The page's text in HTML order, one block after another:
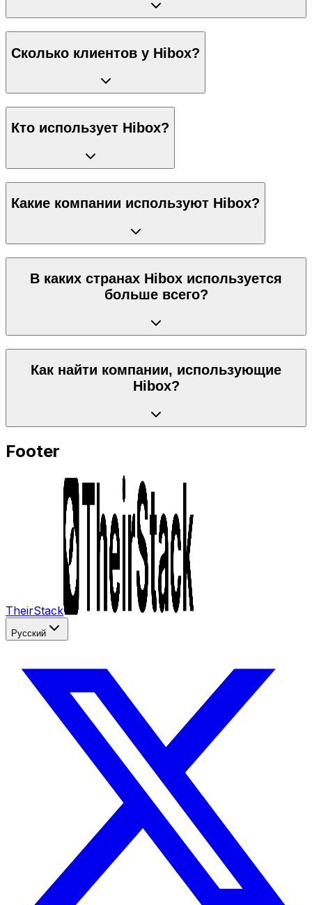
Сколько клиентов у Hibox?
Кто использует Hibox?
Какие компании используют Hibox?
В каких странах Hibox используется
больше всего?
Как найти компании, использующие
Hibox?
Footer
TheirStack
Русский